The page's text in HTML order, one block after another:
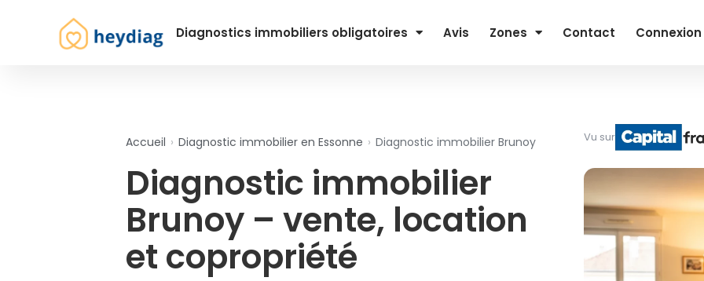
Diagnostics immobiliers obligatoires Avis Zones Contact Connexion
Accueil › Diagnostic immobilier en Essonne › Diagnostic immobilier Brunoy
Diagnostic immobilier
Brunoy – vente, location
et copropriété
Vu sur